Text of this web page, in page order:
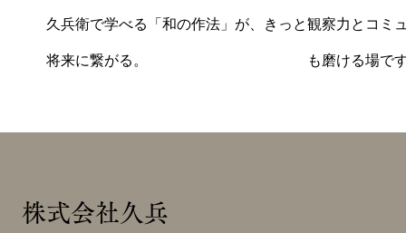
久兵衛で学べる「和の作法」が、きっと
将来に繋がる。
観察力とコミ
も磨ける場で
株式会社久兵